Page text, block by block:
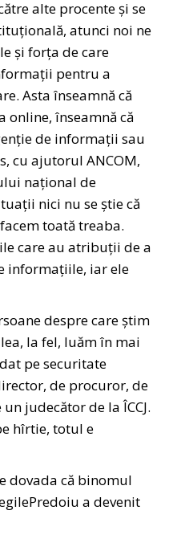
alte procente și se
atunci noi ne
și forța de care
pentru a
Asta înseamnă că
online, înseamnă că
de informații sau
cu ajutorul ANCOM,
național de
nici nu se știe că
toată treaba.
care au atribuții de a
informațiile, iar ele
despre care știm
la fel, luăm în mai
pe securitate
de procuror, de
judecător de la ÎCCJ.
hîrtie, totul e
dovada că binomul
a devenit